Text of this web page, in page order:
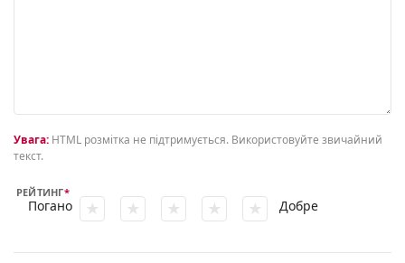
Увага: HTML розмітка не підтримується. Використовуйте звичайний
текст.
РЕЙТИНГ
Погано Добре